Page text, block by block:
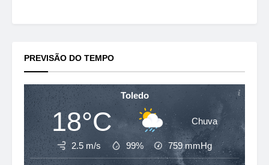
PREVISÃO DO TEMPO
Toledo
18°C Chuva
2.5 m/s 99% 759mmHg